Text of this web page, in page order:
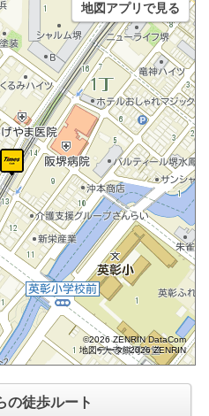
©2026 ZENRIN DataCom
地図データ©2026 ZENRIN
地図アプリで見る
の徒歩ルート